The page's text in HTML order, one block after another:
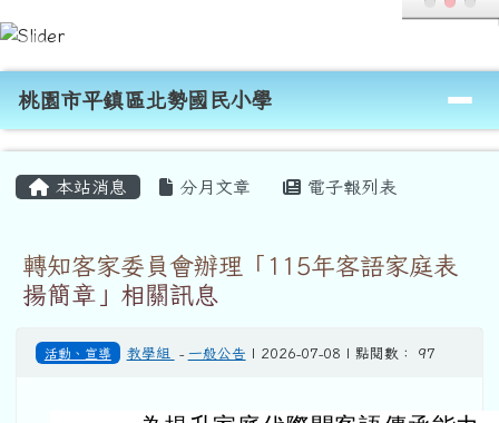
跳至主內容區
桃園市平鎮區北勢國民小學
導覽列
桃園市平鎮區北勢國民小學
本站消息 分月文章 電子報列表
轉知客家委員會辦理「115年客語家庭表
揚簡章」相關訊息
活動、宣導 教學組 - 一般公告 | 2026-07-08 | 點閱數： 97